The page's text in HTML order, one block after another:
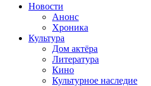
Новости
Анонс
Хроника
Культура
Дом актёра
Литература
Кино
Культурное наследие